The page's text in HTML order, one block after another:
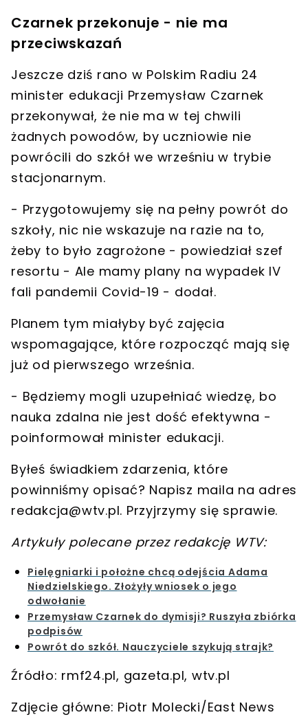
Czarnek przekonuje - nie ma
przeciwskazań
Jeszcze dziś rano w Polskim Radiu 24
minister edukacji Przemysław Czarnek
przekonywał, że nie ma w tej chwili
żadnych powodów, by uczniowie nie
powrócili do szkół we wrześniu w trybie
stacjonarnym.
- Przygotowujemy się na pełny powrót do
szkoły, nic nie wskazuje na razie na to,
żeby to było zagrożone - powiedział szef
resortu - Ale mamy plany na wypadek IV
fali pandemii Covid-19 - dodał.
Planem tym miałyby być zajęcia
wspomagające, które rozpocząć mają się
już od pierwszego września.
- Będziemy mogli uzupełniać wiedzę, bo
nauka zdalna nie jest dość efektywna -
poinformował minister edukacji.
Byłeś świadkiem zdarzenia, które
powinniśmy opisać? Napisz maila na adres
redakcja@wtv.pl. Przyjrzymy się sprawie.
Artykuły polecane przez redakcję WTV:
Pielęgniarki i położne chcą odejścia Adama
Niedzielskiego. Złożyły wniosek o jego
odwołanie
Przemysław Czarnek do dymisji? Ruszyła zbiórka
podpisów
Powrót do szkół. Nauczyciele szykują strajk?
Źródło: rmf24.pl, gazeta.pl, wtv.pl
Zdjęcie główne: Piotr Molecki/East News